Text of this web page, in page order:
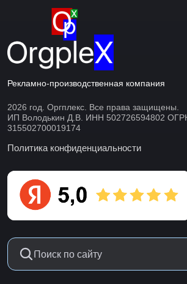
Рекламно-производственная компания
2026 год. Оргплекс. Все права защищены.
ИП Володькин Д.В. ИНН 502726594802
315502700019174
Политика конфиденциальности